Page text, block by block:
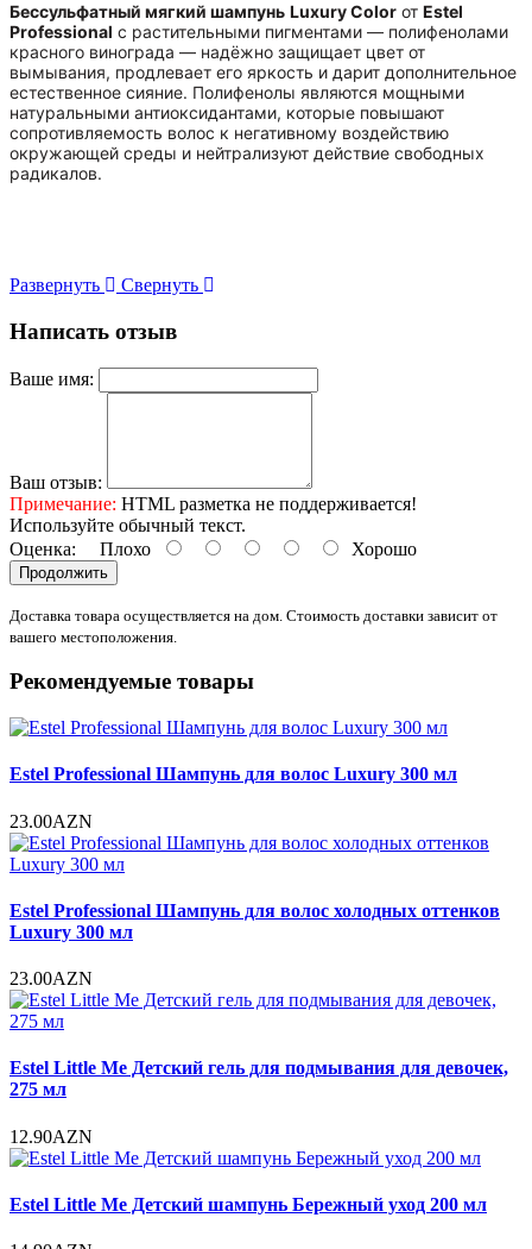
Бессульфатный мягкий шампунь Luxury Color от Estel
Professional с растительными пигментами — полифенолами
красного винограда — надёжно защищает цвет от
вымывания, продлевает его яркость и дарит дополнительное
естественное сияние. Полифенолы являются мощными
натуральными антиоксидантами, которые повышают
сопротивляемость волос к негативному воздействию
окружающей среды и нейтрализуют действие свободных
радикалов.
Развернуть Свернуть
Написать отзыв
Ваше имя:
Ваш отзыв:
Примечание: HTML разметка не поддерживается!
Используйте обычный текст.
Оценка: Плохо Хорошо
Продолжить
Доставка товара осуществляется на дом. Стоимость доставки зависит от
вашего местоположения.
Рекомендуемые товары
Estel Professional Шампунь для волос Luxury 300 мл
23.00AZN
Estel Professional Шампунь для волос холодных оттенков
Luxury 300 мл
23.00AZN
Estel Little Me Детский гель для подмывания для девочек,
275 мл
12.90AZN
Estel Little Me Детский шампунь Бережный уход 200 мл